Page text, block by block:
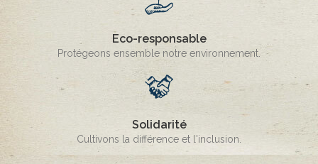
Eco-responsable
Protégeons ensemble notre environnement.
Solidarité
Cultivons la différence et l'inclusion.